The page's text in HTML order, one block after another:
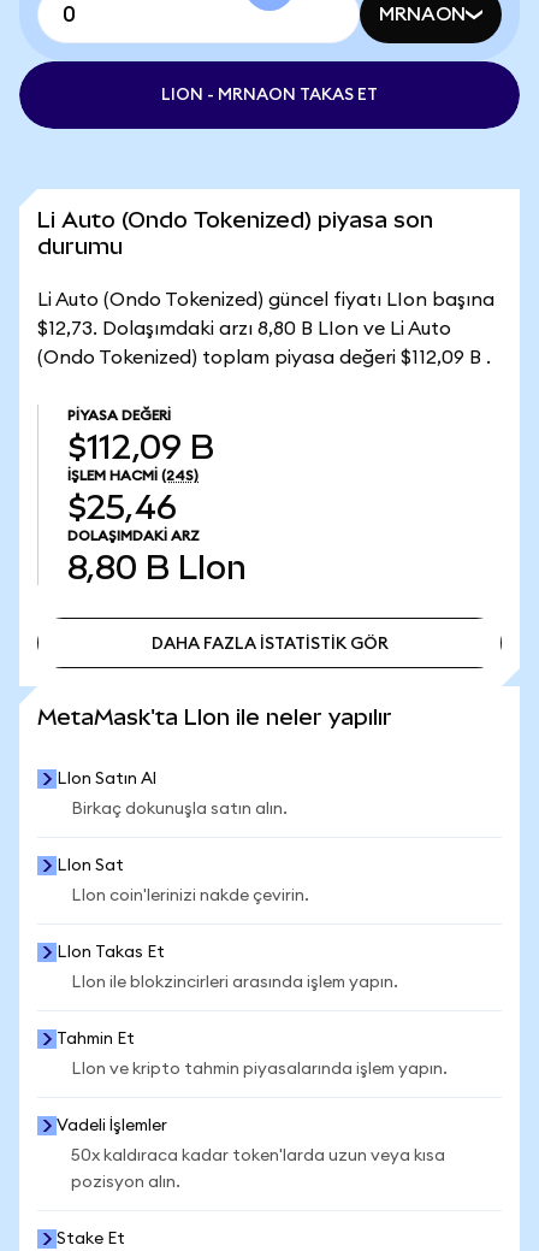
MRNAON
LION - MRNAON TAKAS ET
Li Auto (Ondo Tokenized) piyasa son
durumu
Li Auto (Ondo Tokenized) güncel fiyatı LIon başına
$12,73. Dolaşımdaki arzı 8,80 B LIon ve Li Auto
(Ondo Tokenized) toplam piyasa değeri $112,09 B .
PIYASA DEĞERI
$112,09 B
İŞLEM HACMI (24S)
$25,46
DOLAŞIMDAKI ARZ
8,80 B LIon
DAHA FAZLA İSTATİSTİK GÖR
MetaMask'ta LIon ile neler yapılır
LIon Satın Al
Birkaç dokunuşla satın alın.
LIon Sat
LIon coin'lerinizi nakde çevirin.
LIon Takas Et
LIon ile blokzincirleri arasında işlem yapın.
Tahmin Et
LIon ve kripto tahmin piyasalarında işlem yapın.
Vadeli İşlemler
50x kaldıraca kadar token'larda uzun veya kısa
pozisyon alın.
Stake Et